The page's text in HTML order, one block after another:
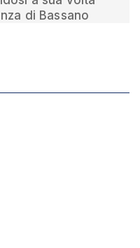
di Bassano